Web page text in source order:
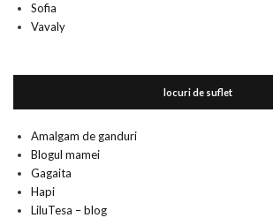
Sofia
Vavaly
locuri de suflet
Amalgam de ganduri
Blogul mamei
Gagaita
Hapi
LiluTesa – blog